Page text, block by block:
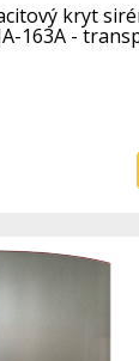
kryt
163A -